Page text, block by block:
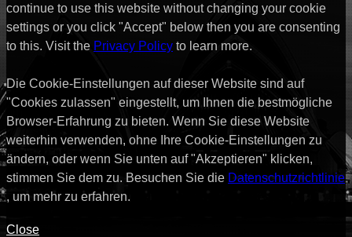
continue to use this website without changing your cookie
settings or you click "Accept" below then you are consenting
to this. Visit the Privacy Policy to learn more.
Die Cookie-Einstellungen auf dieser Website sind auf
"Cookies zulassen" eingestellt, um Ihnen die bestmögliche
Browser-Erfahrung zu bieten. Wenn Sie diese Website
weiterhin verwenden, ohne Ihre Cookie-Einstellungen zu
ändern, oder wenn Sie unten auf "Akzeptieren" klicken,
stimmen Sie dem zu. Besuchen Sie die Datenschutzrichtlinie
, um mehr zu erfahren.
Close